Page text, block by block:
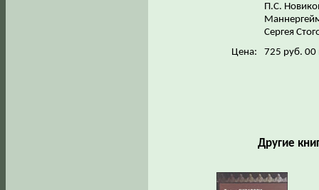
П.С.
Сергея
Цена:
725 руб. 00
Другие